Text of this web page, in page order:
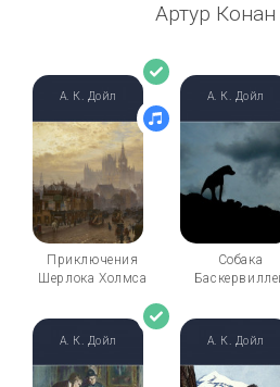
Артур
Приключения
Шерлока Холмса
А. К. Дойл
Собака
А. К. Дойл
А. К. Дойл А. К. Дойл